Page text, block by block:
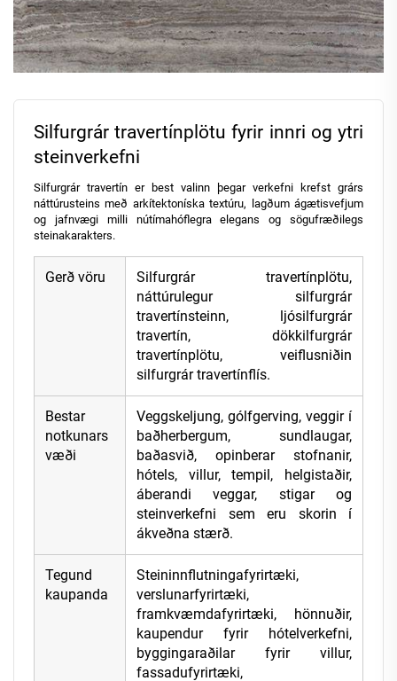
Silfurgrár travertínplötu fyrir innri og ytri
steinverkefni
Silfurgrár travertín er best valinn þegar verkefni krefst grárs
náttúrusteins með arkítektoníska textúru, lagðum ágætisvefjum
og jafnvægi milli nútímahóflegra elegans og sögufræðilegs
steinakarakters.
Gerð vöru
Silfurgrár travertínplötu,
náttúrulegur silfurgrár
travertínsteinn, ljósilfurgrár
travertín, dökkilfurgrár
travertínplötu, veiflusniðin
silfurgrár travertínflís.
Bestar
notkunars
væði
Veggskeljung, gólfgerving, veggir í
baðherbergum, sundlaugar,
baðasvið, opinberar stofnanir,
hótels, villur, tempil, helgistaðir,
áberandi veggar, stigar og
steinverkefni sem eru skorin í
ákveðna stærð.
Tegund
kaupanda
Steininnflutningafyrirtæki,
verslunarfyrirtæki,
framkvæmdafyrirtæki, hönnuðir,
kaupendur fyrir hótelverkefni,
byggingaraðilar fyrir villur,
fassadufyrirtæki,